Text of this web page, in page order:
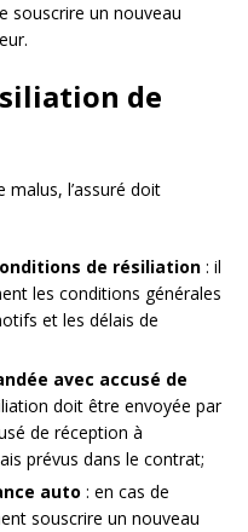
souscrire un nouveau
de
malus, l’assuré doit
de résiliation : il
les conditions générales
et les délais de
avec accusé de
doit être envoyée par
de réception à
prévus dans le contrat;
auto : en cas de
souscrire un nouveau